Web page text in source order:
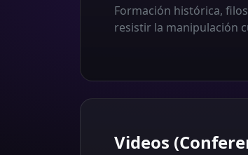
Formación histórica,
resistir la manipulación
Videos